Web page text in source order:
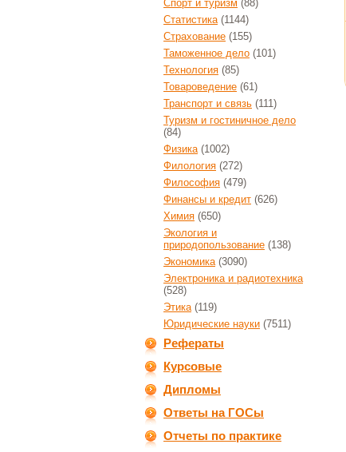
Спорт и туризм (88)
Статистика(1144)
Страхование (155)
Таможенное дело (101)
Технология (85)
Товароведение (61)
Транспорт и связь (111)
Туризм и гостиничное дело
(84)
Физика(1002)
Филология (272)
Философия (479)
Финансы и кредит (626)
Химия (650)
Экология и
природопользование (138)
Экономика(3090)
Электроника и радиотехника
(528)
Этика(119)
Юридические науки (7511)
Рефераты
Курсовые
Дипломы
Ответы на ГОСы
Отчеты по практике